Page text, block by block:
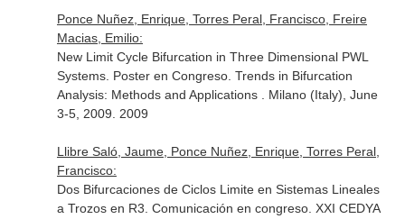
Ponce Nuñez, Enrique, Torres Peral, Francisco, Freire
Macias, Emilio:
New Limit Cycle Bifurcation in Three Dimensional PWL
Systems. Poster en Congreso. Trends in Bifurcation
Analysis: Methods and Applications . Milano (Italy), June
3-5, 2009. 2009
Llibre Saló, Jaume, Ponce Nuñez, Enrique, Torres Peral,
Francisco:
Dos Bifurcaciones de Ciclos Limite en Sistemas Lineales
a Trozos en R3. Comunicación en congreso. XXI CEDYA